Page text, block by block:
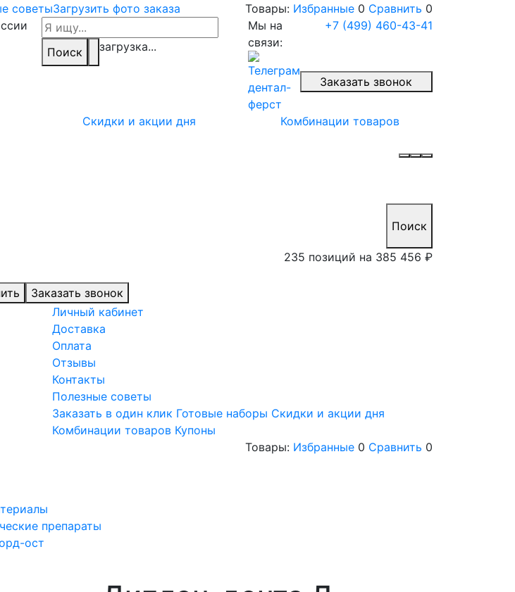
советыЗагрузить фото заказа Товары: Избранные 0 Сравнить 0
Поиск загрузка...
Мы на
связи:
+7 (499) 460-43-41
Заказать звонок
Скидки и акции дня
Комбинации товаров
Поиск
235 позиций на 385 456 ₽
Заказать звонок
Личный кабинет
Доставка
Оплата
Отзывы
Контакты
Полезные советы
Заказать в один клик Готовые наборы Скидки и акции дня
Комбинации товаров Купоны
Товары: Избранные 0 Сравнить 0
препараты
ост